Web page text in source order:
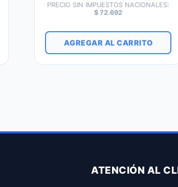
PRECIO SIN IMPUESTOS NACIONALES:
$ 72.692
AGREGAR AL CARRITO
ATENCIÓN AL